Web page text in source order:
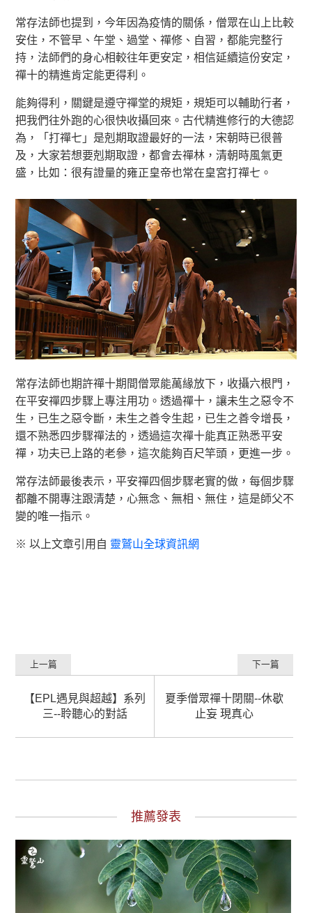
常存法師也提到，今年因為疫情的關係，僧眾在山上比較
安住，不管早、午堂、過堂、禪修、自習，都能完整行
持，法師們的身心相較往年更安定，相信延續這份安定，
禪十的精進肯定能更得利。
能夠得利，關鍵是遵守禪堂的規矩，規矩可以輔助行者，
把我們往外跑的心很快收攝回來。古代精進修行的大德認
為，「打禪七」是剋期取證最好的一法，宋朝時已很普
及，大家若想要剋期取證，都會去禪林，清朝時風氣更
盛，比如：很有證量的雍正皇帝也常在皇宮打禪七。
常存法師也期許禪十期間僧眾能萬緣放下，收攝六根門，
在平安禪四步驟上專注用功。透過禪十，讓未生之惡令不
生，已生之惡令斷，未生之善令生起，已生之善令增長，
還不熟悉四步驟禪法的，透過這次禪十能真正熟悉平安
禪，功夫已上路的老參，這次能夠百尺竿頭，更進一步。
常存法師最後表示，平安禪四個步驟老實的做，每個步驟
都離不開專注跟清楚，心無念、無相、無住，這是師父不
變的唯一指示。
※ 以上文章引用自 靈鷲山全球資訊網
【EPL遇見與超越】系列
三--聆聽心的對話
上一篇
夏季僧眾禪十閉關--休歇
止妄 現真心
下一篇
推薦發表